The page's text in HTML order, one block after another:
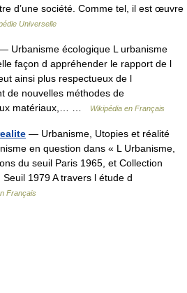
d’une société. Comme tel, il est œuvre
Universelle
Urbanisme écologique L urbanisme
façon d appréhender le rapport de l
ainsi plus respectueux de l
de nouvelles méthodes de
matériaux,… …
Wikipédia en Français
— Urbanisme, Utopies et réalité
en question dans « L Urbanisme,
du seuil Paris 1965, et Collection
1979 A travers l étude d
Français